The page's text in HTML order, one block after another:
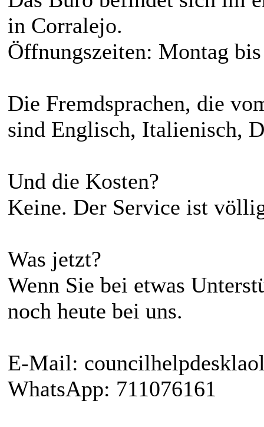
in Corralejo.
Öffnungszeiten: Montag
Die Fremdsprachen, die
sind Englisch, Italienisch,
Und die Kosten?
Keine. Der Service ist
Was jetzt?
Wenn Sie bei etwas
noch heute bei uns.
E-Mail:
WhatsApp: 711076161